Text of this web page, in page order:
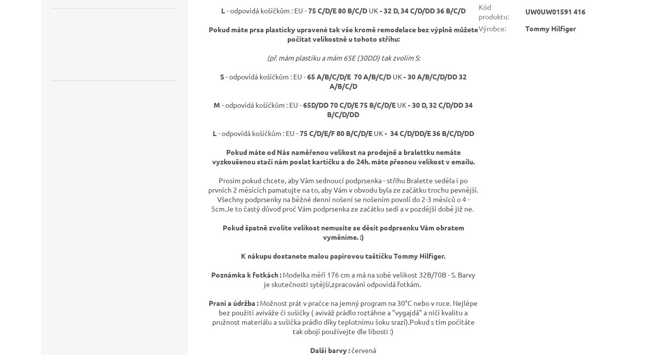
L- odpovídá košíčkům : EU -75 C/D/E 80 B/C/DUK - 32 D, 34 C/D/DD 36 B/C/D
Pokud máte prsa plasticky upravené tak vše kromě remodelace bez výplně můžete
počítat velikostně u tohoto střihu:
(př. mám plastiku a mám 65E (30DD) tak zvolím S:
S- odpovídá košíčkům : EU -65 A/B/C/D/E 70 A/B/C/D UK - 30 A/B/C/D/DD 32
A/B/C/D
M - odpovídá košíčkům : EU -65D/DD70 C/D/E 75 B/C/D/E UK - 30 D, 32 C/D/DD 34
B/C/D/DD
L- odpovídá košíčkům : EU -75 C/D/E/F 80 B/C/D/E UK - 34 C/D/DD/E 36 B/C/D/DD
Pokud máte od Nás naměřenou velikost na prodejně a bralettku nemáte
vyzkoušenou stačí nám poslat kartičku a do 24h. máte přesnou velikost v emailu.
Prosím pokud chcete, aby Vám sednoucí podprsenka - střihu Bralette seděla i po
prvních 2 měsících pamatujte na to, aby Vám v obvodu byla ze začátku trochu pevnější.
Všechny podprsenky na běžné denní nošení se nošením povolí do 2-3 měsíců o 4 -
5cm.Je to častý důvod proč Vám podprsenka ze začátku sedí a v pozdější době již ne.
Pokud špatně zvolíte velikost nemusíte se děsit podprsenku Vám obratem
vyměníme. :)
K nákupu dostanete malou papírovou taštičku Tommy Hilfiger.
Poznámka k fotkách : Modelka měří 176 cm a má na sobě velikost 32B/70B - S. Barvy
je skutečnosti sytější,zpracování odpovídá fotkám.
Praní a údržba : Možnost prát v pračce na jemný program na 30°C nebo v ruce. Nejlépe
bez použití aviváže či sušičky ( aviváž prádlo roztáhne a "vygajdá" a ničí kvalitu a
pružnost materiálu a sušička prádlo díky teplotnímu šoku srazí).Pokud s tím počítáte
tak obojí používejte dle libosti :)
Další barvy :červená
Kód
produktu:
UW0UW01591 416
Výrobce: Tommy Hilfiger